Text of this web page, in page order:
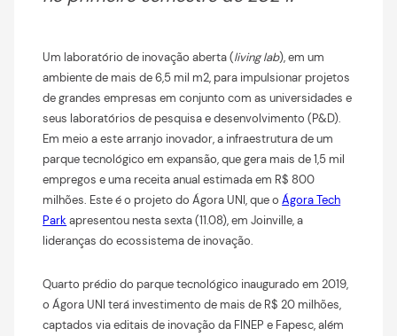
Um laboratório de inovação aberta (living lab), em um
ambiente de mais de 6,5 mil m2, para impulsionar projetos
de grandes empresas em conjunto com as universidades e
seus laboratórios de pesquisa e desenvolvimento (P&D).
Em meio a este arranjo inovador, a infraestrutura de um
parque tecnológico em expansão, que gera mais de 1,5 mil
empregos e uma receita anual estimada em R$ 800
milhões. Este é o projeto do Ágora UNI, que oÁgora Tech
Park apresentou nesta sexta (11.08), em Joinville, a
lideranças do ecossistema de inovação.
Quarto prédio do parque tecnológico inaugurado em 2019,
o Ágora UNI terá investimento de mais de R$ 20 milhões,
captados via editais de inovação da FINEP e Fapesc, além